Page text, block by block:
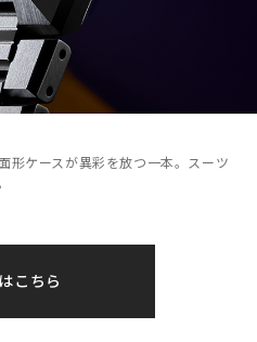
形ケースが異彩を放つ一本。スーツ
こちら